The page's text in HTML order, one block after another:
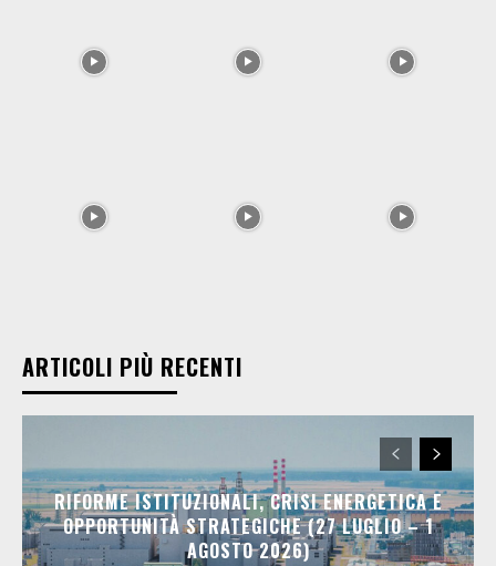
ARTICOLI PIÙ RECENTI
RIFORME ISTITUZIONALI, CRISI ENERGETICA E
OPPORTUNITÀ STRATEGICHE (27 LUGLIO – 1
AGOSTO 2026)